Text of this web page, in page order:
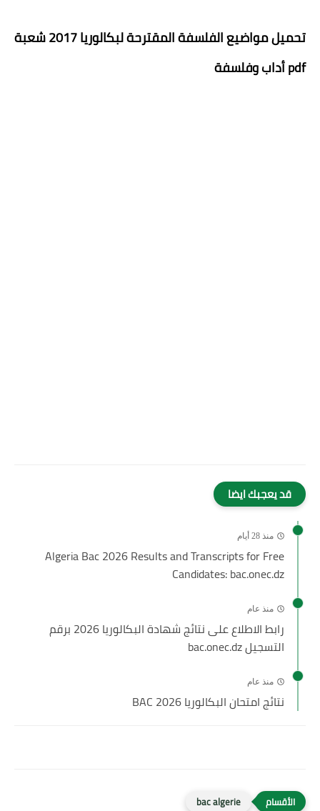
تحميل مواضيع الفلسفة المقترحة لبكالوريا 2017 شعبة
أداب وفلسفة pdf
قد يعجبك ايضا
منذ 28 أيام
Algeria Bac 2026 Results and Transcripts for Free
Candidates: bac.onec.dz
منذ عام
رابط الاطلاع على نتائج شهادة البكالوريا 2026 برقم
التسجيل bac.onec.dz
منذ عام
نتائج امتحان البكالوريا BAC 2026
bac algerie